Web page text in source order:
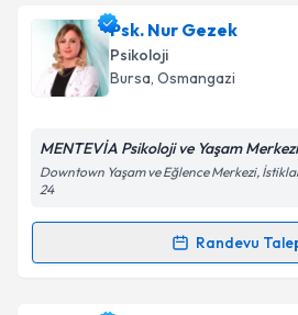
Psk. Bahar Kalyoncuiçin
oluşturun. Size bu uzmandan
takvim hazırlandığında e-posta
Kişisel verilerimin
'ni okudum ve kişisel
kapsamda işlenmesini
Psk. Nur Gezek
Psikoloji
Bursa, Osmangazi
MENTEVİA Psikoloji ve Yaşam Merkezi
Downtown Yaşam ve Eğlence Merkezi,
24
Randevu
Randevu Takvimi Talebi